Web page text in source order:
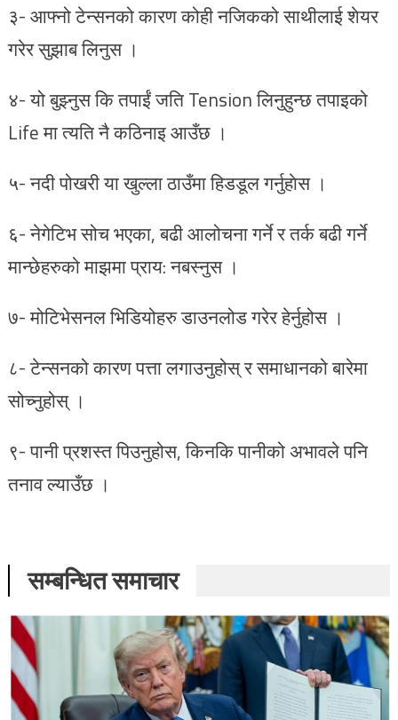
३- आफ्नो टेन्सनको कारण कोही नजिकको साथीलाई शेयर
गरेर सुझाब लिनुस ।
४- यो बुझ्नुस कि तपाईं जति Tension लिनुहुन्छ तपाइको
Life मा त्यति नै कठिनाइ आउँछ ।
५- नदी पोखरी या खुल्ला ठाउँमा हिडडूल गर्नुहाेस ।
६- नेगेटिभ सोच भएका, बढी आलोचना गर्ने र तर्क बढी गर्ने
मान्छेहरुको माझमा प्राय: नबस्नुस ।
७- मोटिभेसनल भिडियोहरु डाउनलोड गरेर हेर्नुहोस ।
८- टेन्सनको कारण पत्ता लगाउनुहोस् र समाधानको बारेमा
सोच्नुहोस् ।
९- पानी प्रशस्त पिउनुहोस, किनकि पानीको अभावले पनि
तनाव ल्याउँछ ।
सम्बन्धित समाचार